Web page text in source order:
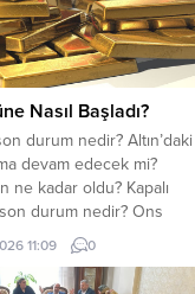
Nasıl Başladı?
durum nedir? Altın’daki
devam edecek mi?
ne kadar oldu? Kapalı
son durum nedir? Ons
Haftanın ikici işlem
yatırım
altın, hareketli bir seyir
11:09 0